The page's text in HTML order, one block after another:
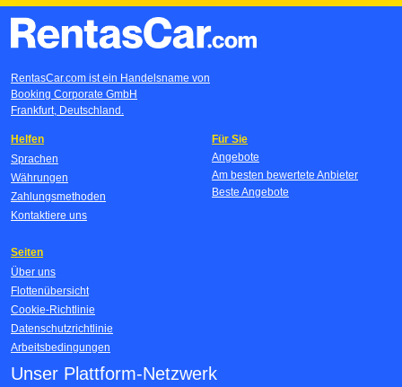
RentasCar.com ist ein Handelsname von
Booking Corporate GmbH
Frankfurt, Deutschland.
Helfen
Sprachen
Währungen
Zahlungsmethoden
Kontaktiere uns
Für Sie
Angebote
Am besten bewertete Anbieter
Beste Angebote
Seiten
Über uns
Flottenübersicht
Cookie-Richtlinie
Datenschutzrichtlinie
Arbeitsbedingungen
Unser Plattform-Netzwerk